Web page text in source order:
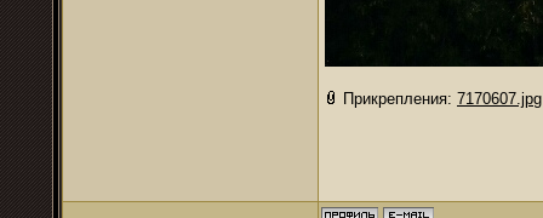
Прикрепления: 7170607.jpg